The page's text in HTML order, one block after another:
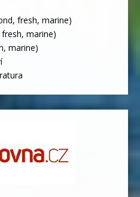
fresh, marine)
marine)
marine)